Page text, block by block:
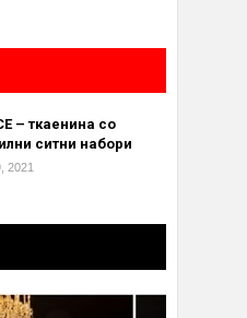
– ткаенина со
ситни набори
2021